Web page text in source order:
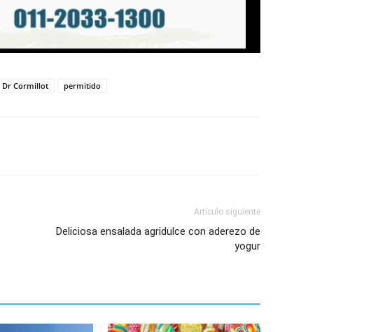
Dr Cormillot permitido
Artículo siguiente
Deliciosa ensalada agridulce con aderezo de
yogur